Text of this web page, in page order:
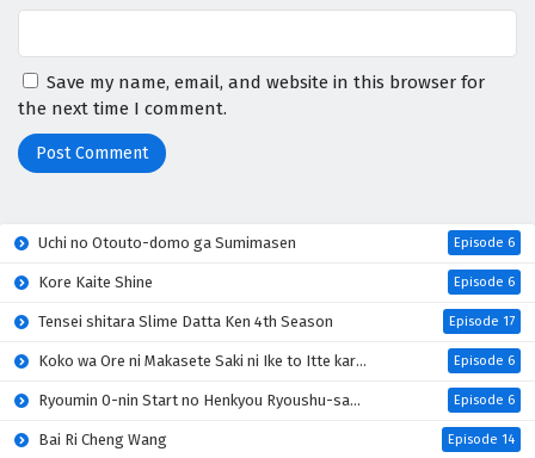
Save my name, email, and website in this browser for
the next time I comment.
Uchi no Otouto-domo ga Sumimasen Episode 6
Kore Kaite Shine Episode 6
Tensei shitara Slime Datta Ken 4th Season Episode 17
Koko wa Ore ni Makasete Saki ni Ike to Itte kara 10-nen ga Tattara Densetsu ni Natteita Episode 6
Ryoumin 0-nin Start no Henkyou Ryoushu-sama Episode 6
Bai Ri Cheng Wang Episode 14